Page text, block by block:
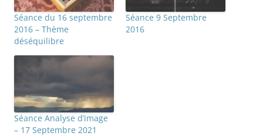
Séance du 16 septembre
2016 – Thème
déséquilibre
Séance 9 Septembre
2016
Séance Analyse d’image
– 17 Septembre 2021